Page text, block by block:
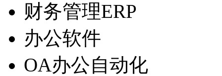
财务管理ERP
办公软件
OA办公自动化